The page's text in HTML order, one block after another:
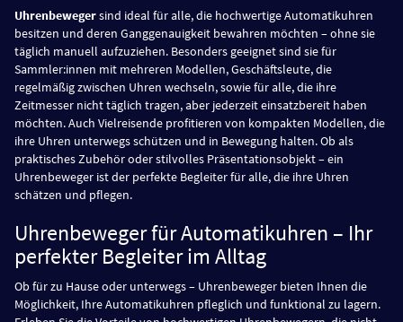
Uhrenbewegersind ideal für alle, die hochwertige Automatikuhren
besitzen und deren Ganggenauigkeit bewahren möchten – ohne sie
täglich manuell aufzuziehen. Besonders geeignet sind sie für
Sammler:innen mit mehreren Modellen, Geschäftsleute, die
regelmäßig zwischen Uhren wechseln, sowie für alle, die ihre
Zeitmesser nicht täglich tragen, aber jederzeit einsatzbereit haben
möchten. Auch Vielreisende profitieren von kompakten Modellen, die
ihre Uhren unterwegs schützen und in Bewegung halten. Ob als
praktisches Zubehör oder stilvolles Präsentationsobjekt – ein
Uhrenbeweger ist der perfekte Begleiter für alle, die ihre Uhren
schätzen und pflegen.
Uhrenbeweger für Automatikuhren – Ihr
perfekter Begleiter im Alltag
Ob für zu Hause oder unterwegs – Uhrenbeweger bieten Ihnen die
Möglichkeit, Ihre Automatikuhren pfleglich und funktional zu lagern.